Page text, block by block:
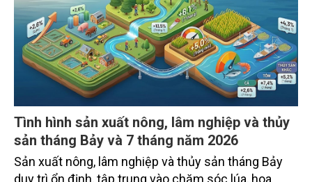
Tình hình sản xuất nông, lâm nghiệp và thủy
sản tháng Bảy và 7 tháng năm 2026
Sản xuất nông, lâm nghiệp và thủy sản tháng Bảy
duy trì ổn định, tập trung vào chăm sóc lúa, hoa